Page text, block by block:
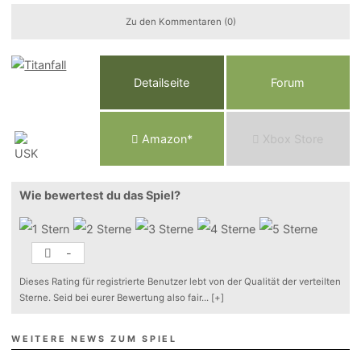
Zu den Kommentaren (0)
Detailseite Forum
Amazon* Xbox Store
Wie bewertest du das Spiel?
-
Dieses Rating für registrierte Benutzer lebt von der Qualität der verteilten
Sterne. Seid bei eurer Bewertung also fair... [+]
WEITERE NEWS ZUM SPIEL